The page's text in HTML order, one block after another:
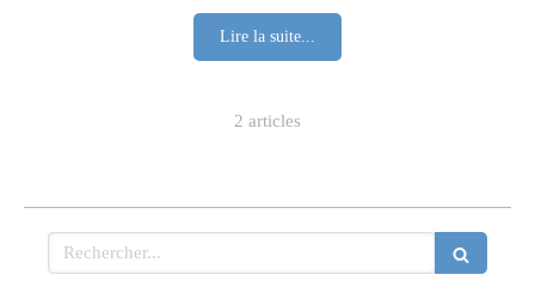
Lire la suite...
2 articles
Rechercher